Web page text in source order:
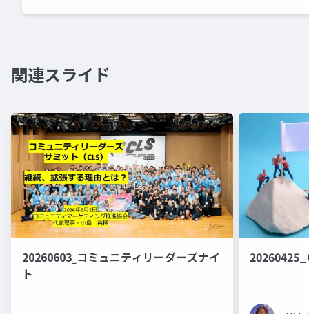
関連スライド
20260603‗コミュニティリーダーズナイ
ト